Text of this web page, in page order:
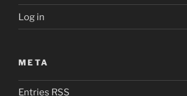
Log in
META
Entries RSS